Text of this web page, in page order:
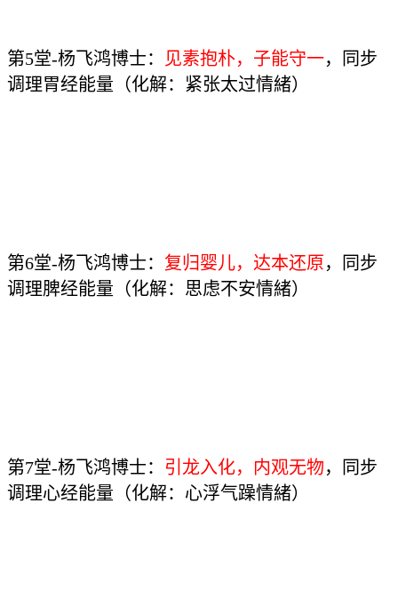
第5堂-杨飞鸿博士： 见素抱朴，子能守一，同步
调理胃经能量（化解：紧张太过情緒）
第6堂-杨飞鸿博士： 复归婴儿，达本还原 ，同步
调理脾经能量（化解：思虑不安情緒）
第7堂-杨飞鸿博士： 引龙入化，内观无物，同步
调理心经能量（化解：心浮气躁情緒）